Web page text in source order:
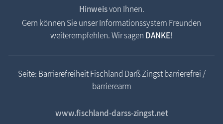
Hinweisvon Ihnen.
Gern können Sie unser Informationssystem Freunden
weiterempfehlen. Wir sagen DANKE!
Seite: Barrierefreiheit Fischland Darß Zingst barrierefrei /
barrierearm
www.fischland-darss-zingst.net